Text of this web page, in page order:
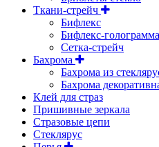
Ткани-стрейч
Бифлекс
Бифлекс-голограмма
Сетка-стрейч
Бахрома
Бахрома из
Бахрома
Клей для страз
Пришивные зеркала
Cтразовые цепи
Стеклярус